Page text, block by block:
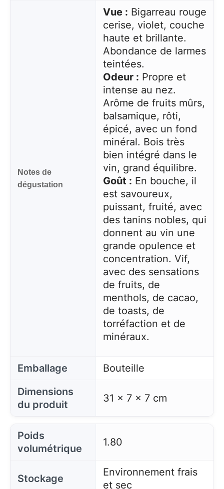
Notes de
dégustation
Vue : Bigarreau rouge
cerise, violet, couche
haute et brillante.
Abondance de larmes
teintées.
Odeur : Propre et
intense au nez.
Arôme de fruits mûrs,
balsamique, rôti,
épicé, avec un fond
minéral. Bois très
bien intégré dans le
vin, grand équilibre.
Goût : En bouche, il
est savoureux,
puissant, fruité, avec
des tanins nobles, qui
donnent au vin une
grande opulence et
concentration. Vif,
avec des sensations
de fruits, de
menthols, de cacao,
de toasts, de
torréfaction et de
minéraux.
Emballage
Bouteille
Dimensions
du produit
31 x 7 x 7 cm
Poids
volumétrique
1.80
Stockage
Environnement frais
et sec